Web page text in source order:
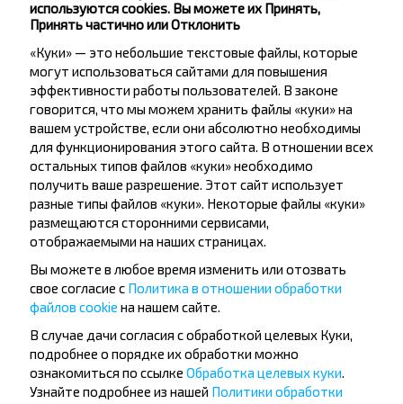
Хотите
путешествовать
дешевле?
Не пропусти специальные акции, скидки и
другие интересные предложения INFOBUS.
Подпишись на получение новостей и
путешествуй с нами дешевле!
используются cookies. Вы можете их Принять,
Принять частично или Отклонить
«Куки» — это небольшие текстовые файлы, которые
могут использоваться сайтами для повышения
эффективности работы пользователей. В законе
говорится, что мы можем хранить файлы «куки» на
вашем устройстве, если они абсолютно необходимы
для функционирования этого сайта. В отношении всех
остальных типов файлов «куки» необходимо
получить ваше разрешение. Этот сайт использует
разные типы файлов «куки». Некоторые файлы «куки»
размещаются сторонними сервисами,
отображаемыми на наших страницах.
Вы можете в любое время изменить или отозвать
свое согласие с Политика в отношении обработки
файлов cookie на нашем сайте.
В случае дачи согласия с обработкой целевых Куки,
подробнее о порядке их обработки можно
ознакомиться по ссылке Обработка целевых куки.
Узнайте подробнее из нашей Политики обработки